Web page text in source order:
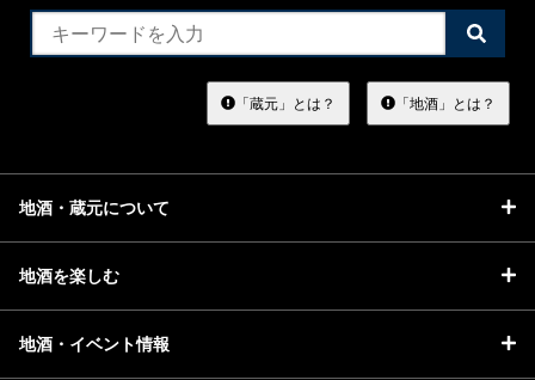
検
索
る
「蔵元」とは？ 「地酒」とは？
地酒・蔵元について
地酒を楽しむ
地酒・イベント情報